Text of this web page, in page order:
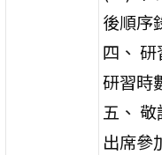
後順序
四、
研習時
五、
出席參